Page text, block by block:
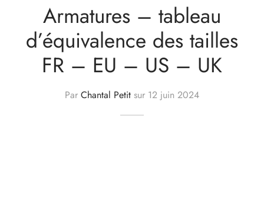
Armatures – tableau
d’équivalence des tailles
FR – EU – US – UK
Par Chantal Petit sur 12 juin 2024